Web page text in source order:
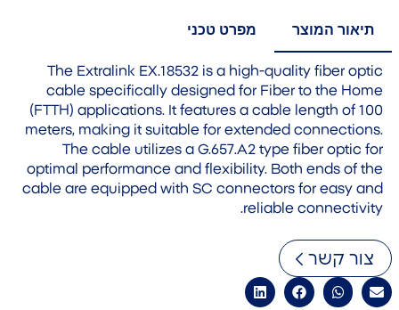
תיאור המוצר מפרט טכני
The Extralink EX.18532 is a high-quality fiber optic
cable specifically designed for Fiber to the Home
(FTTH) applications. It features a cable length of 100
meters, making it suitable for extended connections.
The cable utilizes a G.657.A2 type fiber optic for
optimal performance and flexibility. Both ends of the
cable are equipped with SC connectors for easy and
reliable connectivity.
צור קשר